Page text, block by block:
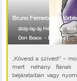
Bruno Ferrero apró
2025-09-29 Hétfő |
Don Bosco•történet•
„Kövesd a szíved!” –
mert néhány fiának
bejárataiban vagy